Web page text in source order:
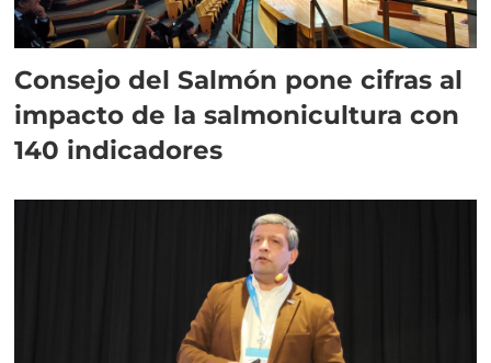
Consejo del Salmón pone cifras al
impacto de la salmonicultura con
140 indicadores